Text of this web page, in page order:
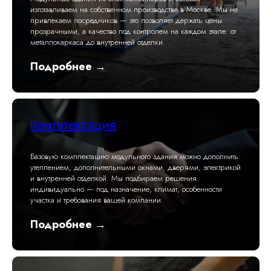
изготавливаем на собственном производстве в Москве. Мы не
привлекаем посредников — это позволяет держать цены
прозрачными, а качество под контролем на каждом этапе: от
металлокаркаса до внутренней отделки.
Подробнее →
Комплектация
Базовую комплектацию модульного здания можно дополнить:
утеплением, дополнительными окнами, дверями, электрикой
и внутренней отделкой. Мы подбираем решения
индивидуально — под назначение, климат, особенности
участка и требования вашей компании.
Подробнее →